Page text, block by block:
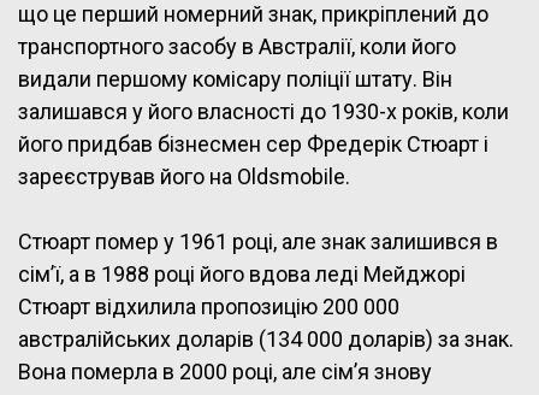
що це перший номерний знак, прикріплений до
транспортного засобу в Австралії, коли його
видали першому комісару поліції штату. Він
залишався у його власності до 1930-х років, коли
його придбав бізнесмен сер Фредерік Стюарт і
зареєстрував його на Oldsmobile.
Стюарт помер у 1961 році, але знак залишився в
сім’ї, а в 1988 році його вдова леді Мейджорі
Стюарт відхилила пропозицію 200 000
австралійських доларів (134 000 доларів) за знак.
Вона померла в 2000 році, але сім’я знову